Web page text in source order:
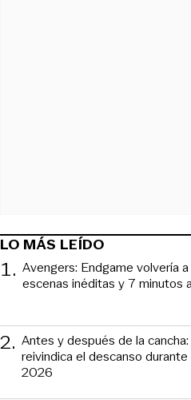
LO MÁS LEÍDO
1. Avengers: Endgame volvería
escenas inéditas y 7 minutos
2. Antes y después de la
reivindica el descanso
2026